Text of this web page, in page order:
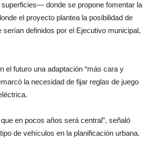
donde se propone fomentar la
el proyecto plantea la posibilidad de
definidos por el Ejecutivo municipal,
el futuro una adaptación “más cara y
la necesidad de fijar reglas de juego
en pocos años será central”, señaló
de vehículos en la planificación urbana.